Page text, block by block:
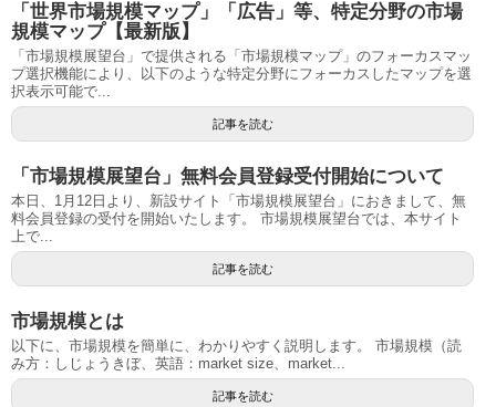
「世界市場規模マップ」「広告」等、特定分野の市場
規模マップ【最新版】
「市場規模展望台」で提供される「市場規模マップ」のフォーカスマッ
プ選択機能により、以下のような特定分野にフォーカスしたマップを選
択表示可能で...
記事を読む
「市場規模展望台」無料会員登録受付開始について
本日、1月12日より、新設サイト「市場規模展望台」におきまして、無
料会員登録の受付を開始いたします。 市場規模展望台では、本サイト
上で...
記事を読む
市場規模とは
以下に、市場規模を簡単に、わかりやすく説明します。 市場規模（読
み方：しじょうきぼ、英語：market size、market...
記事を読む